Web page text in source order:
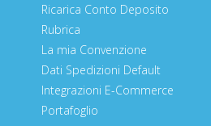
Ricarica Conto Deposito
Rubrica
La mia Convenzione
Dati Spedizioni Default
Integrazioni E-Commerce
Portafoglio